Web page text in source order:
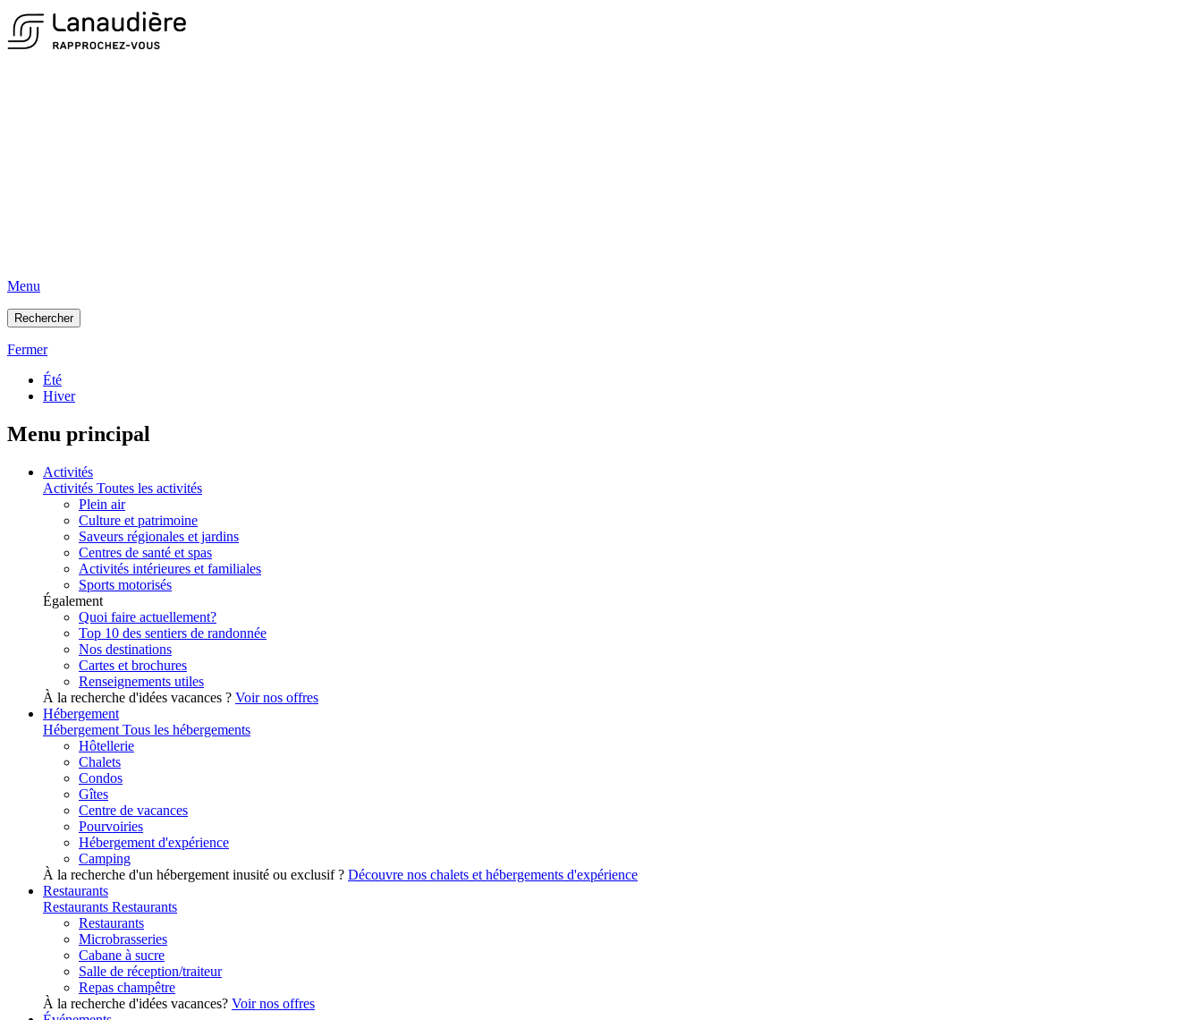
Menu
Rechercher
Fermer
Été
Hiver
Menu principal
Activités
Activités Toutes les activités
Plein air
Culture et patrimoine
Saveurs régionales et jardins
Centres de santé et spas
Activités intérieures et familiales
Sports motorisés
Également
Quoi faire actuellement?
Top 10 des sentiers de randonnée
Nos destinations
Cartes et brochures
Renseignements utiles
À la recherche d'idées vacances ? Voir nos offres
Hébergement
Hébergement Tous les hébergements
Hôtellerie
Chalets
Condos
Gîtes
Centre de vacances
Pourvoiries
Hébergement d'expérience
Camping
À la recherche d'un hébergement inusité ou exclusif ? Découvre nos chalets et hébergements d'expérience
Restaurants
Restaurants Restaurants
Restaurants
Microbrasseries
Cabane à sucre
Salle de réception/traiteur
Repas champêtre
À la recherche d'idées vacances? Voir nos offres